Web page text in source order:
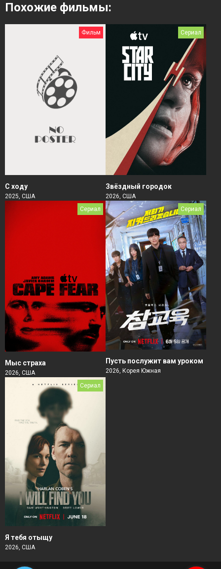
Похожие фильмы:
Фильм
С ходу
2025, США
Сериал
Звёздный городок
2026, США
Сериал
Мыс страха
2026, США
Сериал
Пусть послужит вам уроком
2026, Корея Южная
Сериал
Я тебя отыщу
2026, США